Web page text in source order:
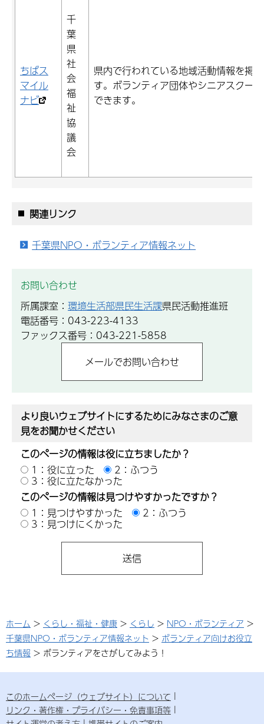
ちばス
マイル
ナビ
千
葉
県
社
会
福
祉
協
議
会
県内で行われている地域活動情報を掲
す。ボランティア団体やシニアスクー
できます。
関連リンク
千葉県NPO・ボランティア情報ネット
お問い合わせ
所属課室： 環境生活部県民生活課県民活動推進班
電話番号：043-223-4133
ファックス番号：043-221-5858
より良いウェブサイトにするためにみなさまのご意
見をお聞かせください
このページの情報は役に立ちましたか？
1：役に立った
2：ふつう
3：役に立たなかった
このページの情報は見つけやすかったですか？
1：見つけやすかった
2：ふつう
3：見つけにくかった
ホーム > くらし・福祉・健康 > くらし > NPO・ボランティア >
千葉県NPO・ボランティア情報ネット > ボランティア向けお役立
ち情報 > ボランティアをさがしてみよう！
このホームページ（ウェブサイト）について
リンク・著作権・プライバシー・免責事項等